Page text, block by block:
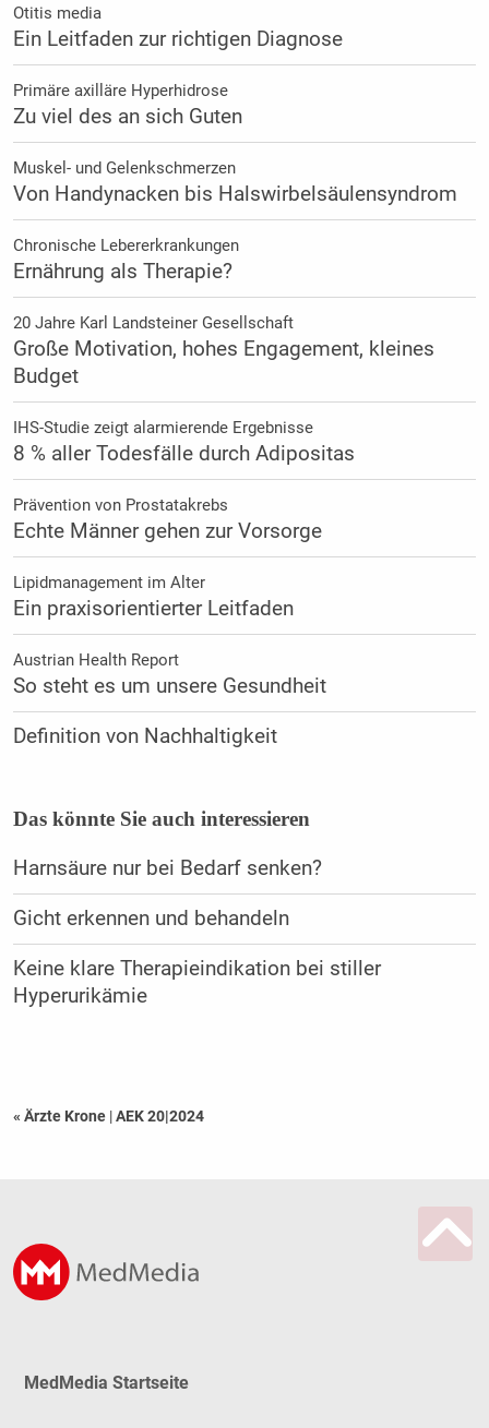
Otitis media
Ein Leitfaden zur richtigen Diagnose
Primäre axilläre Hyperhidrose
Zu viel des an sich Guten
Muskel- und Gelenkschmerzen
Von Handynacken bis Halswirbelsäulensyndrom
Chronische Lebererkrankungen
Ernährung als Therapie?
20 Jahre Karl Landsteiner Gesellschaft
Große Motivation, hohes Engagement, kleines
Budget
IHS-Studie zeigt alarmierende Ergebnisse
8 % aller Todesfälle durch Adipositas
Prävention von Prostatakrebs
Echte Männer gehen zur Vorsorge
Lipidmanagement im Alter
Ein praxisorientierter Leitfaden
Austrian Health Report
So steht es um unsere Gesundheit
Definition von Nachhaltigkeit
Das könnte Sie auch interessieren
Harnsäure nur bei Bedarf senken?
Gicht erkennen und behandeln
Keine klare Therapieindikation bei stiller
Hyperurikämie
« Ärzte Krone |AEK 20|2024
MedMedia Startseite